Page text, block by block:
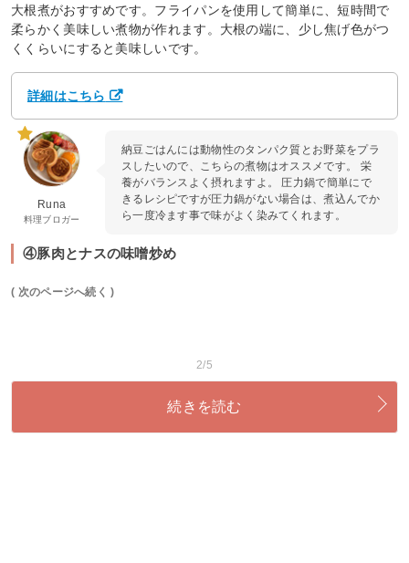
大根煮がおすすめです。フライパンを使用して簡単に、短時間で
柔らかく美味しい煮物が作れます。大根の端に、少し焦げ色がつ
くくらいにすると美味しいです。
詳細はこちら
Runa
料理ブロガー
納豆ごはんには動物性のタンパク質とお野菜をプラ
スしたいので、こちらの煮物はオススメです。 栄
養がバランスよく摂れますよ。 圧力鍋で簡単にで
きるレシピですが圧力鍋がない場合は、煮込んでか
ら一度冷ます事で味がよく染みてくれます。
④豚肉とナスの味噌炒め
( 次のページへ続く )
2/5
続きを読む